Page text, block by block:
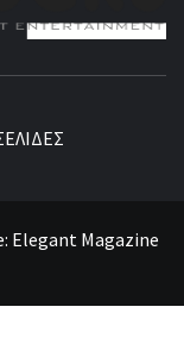
Elegant Magazine